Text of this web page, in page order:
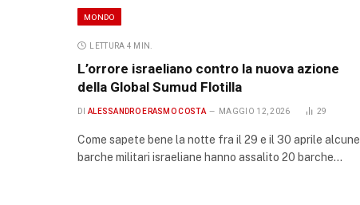
MONDO
LETTURA 4 MIN.
L’orrore israeliano contro la nuova azione
della Global Sumud Flotilla
DI ALESSANDRO ERASMO COSTA MAGGIO 12, 2026 29
Come sapete bene la notte fra il 29 e il 30 aprile alcune
barche militari israeliane hanno assalito 20 barche…